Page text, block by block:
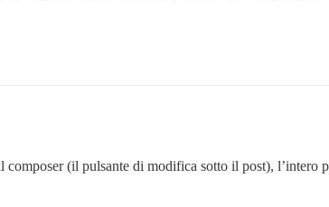
(il pulsante di modifica sotto il post), l’intero